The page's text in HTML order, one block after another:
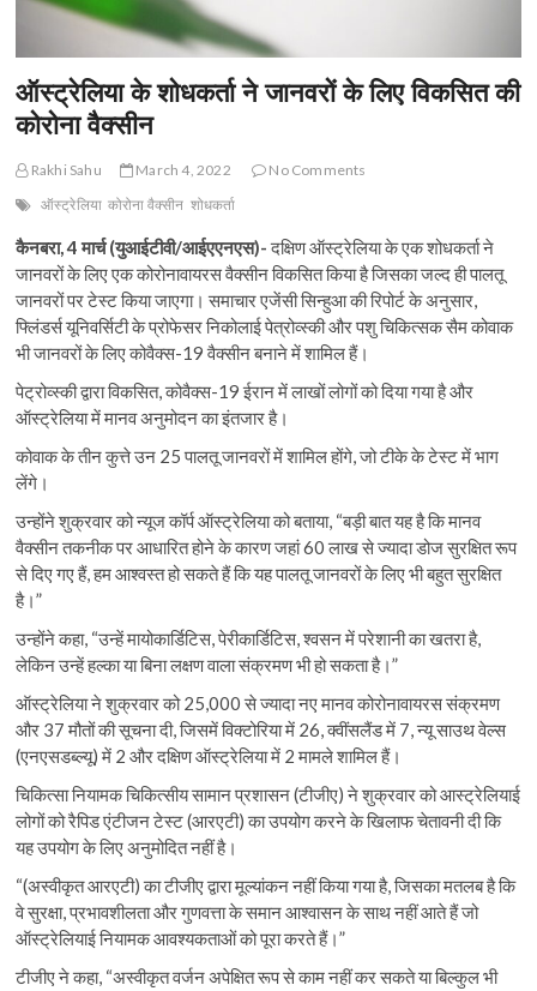
ऑस्ट्रेलिया के शोधकर्ता ने जानवरों के लिए विकसित की
कोरोना वैक्सीन
Rakhi Sahu March 4, 2022
No Comments
ऑस्ट्रेलिया कोरोना वैक्सीन शोधकर्ता
कैनबरा, 4 मार्च (युआईटीवी/आईएएनएस)-दक्षिण ऑस्ट्रेलिया के एक शोधकर्ता ने
जानवरों के लिए एक कोरोनावायरस वैक्सीन विकसित किया है जिसका जल्द ही पालतू
जानवरों पर टेस्ट किया जाएगा। समाचार एजेंसी सिन्हुआ की रिपोर्ट के अनुसार,
फ्लिंडर्स यूनिवर्सिटी के प्रोफेसर निकोलाई पेत्रोव्स्की और पशु चिकित्सक सैम कोवाक
भी जानवरों के लिए कोवैक्स-19 वैक्सीन बनाने में शामिल हैं।
पेट्रोव्स्की द्वारा विकसित, कोवैक्स-19 ईरान में लाखों लोगों को दिया गया है और
ऑस्ट्रेलिया में मानव अनुमोदन का इंतजार है।
कोवाक के तीन कुत्ते उन 25 पालतू जानवरों में शामिल होंगे, जो टीके के टेस्ट में भाग
लेंगे।
उन्होंने शुक्रवार को न्यूज कॉर्प ऑस्ट्रेलिया को बताया, “बड़ी बात यह है कि मानव
वैक्सीन तकनीक पर आधारित होने के कारण जहां 60 लाख से ज्यादा डोज सुरक्षित रूप
से दिए गए हैं, हम आश्वस्त हो सकते हैं कि यह पालतू जानवरों के लिए भी बहुत सुरक्षित
है।”
उन्होंने कहा, “उन्हें मायोकार्डिटिस, पेरीकार्डिटिस, श्वसन में परेशानी का खतरा है,
लेकिन उन्हें हल्का या बिना लक्षण वाला संक्रमण भी हो सकता है।”
ऑस्ट्रेलिया ने शुक्रवार को 25,000 से ज्यादा नए मानव कोरोनावायरस संक्रमण
और 37 मौतों की सूचना दी, जिसमें विक्टोरिया में 26, क्वींसलैंड में 7, न्यू साउथ वेल्स
(एनएसडब्ल्यू) में 2 और दक्षिण ऑस्ट्रेलिया में 2 मामले शामिल हैं।
चिकित्सा नियामक चिकित्सीय सामान प्रशासन (टीजीए) ने शुक्रवार को आस्ट्रेलियाई
लोगों को रैपिड एंटीजन टेस्ट (आरएटी) का उपयोग करने के खिलाफ चेतावनी दी कि
यह उपयोग के लिए अनुमोदित नहीं है।
“(अस्वीकृत आरएटी) का टीजीए द्वारा मूल्यांकन नहीं किया गया है, जिसका मतलब है कि
वे सुरक्षा, प्रभावशीलता और गुणवत्ता के समान आश्वासन के साथ नहीं आते हैं जो
ऑस्ट्रेलियाई नियामक आवश्यकताओं को पूरा करते हैं।”
टीजीए ने कहा, “अस्वीकृत वर्जन अपेक्षित रूप से काम नहीं कर सकते या बिल्कुल भी